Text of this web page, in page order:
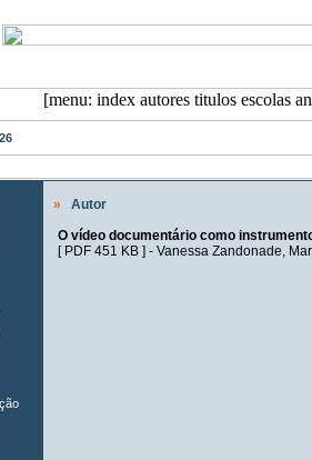
»
Autor
O vídeo documentário como
[ PDF 451 KB] - Vanessa Zandonade,